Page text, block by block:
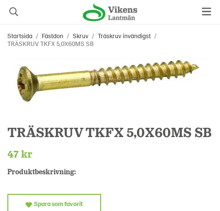
Startsida / Fästdon / Skruv / Träskruv invändigst /
TRÄSKRUV TKFX 5,0X60MS SB
TRÄSKRUV TKFX 5,0X60MS SB
47 kr
Produktbeskrivning:
Spara som favorit